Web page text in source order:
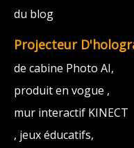
du blog
Projecteur
de cabine Photo AI,
produit en vogue ,
mur interactif KINECT
, jeux éducatifs,